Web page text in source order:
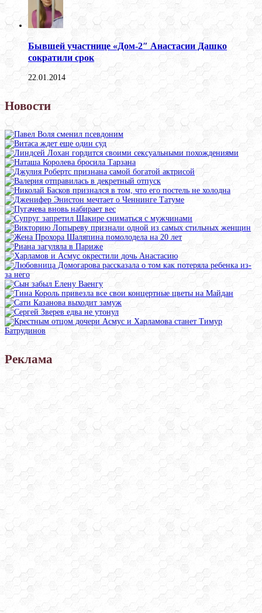
Бывшей участнице «Дом-2″ Анастасии Дашко
сократили срок
22.01.2014
Новости
Реклама